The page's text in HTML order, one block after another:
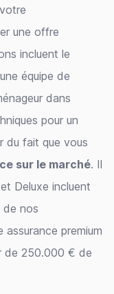
une offre
incluent le
équipe de
dans
pour un
du fait que vous
sur le marché. Il
Deluxe incluent
de nos
premium
de 250.000 € de